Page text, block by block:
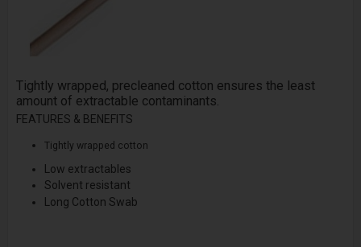
Tightly wrapped, pre­cleaned cotton ensures the least
amount of extractable contaminants.
FEATURES & BENEFITS
Tightly wrapped cotton
Low extractables
Solvent resistant
Long Cotton Swab